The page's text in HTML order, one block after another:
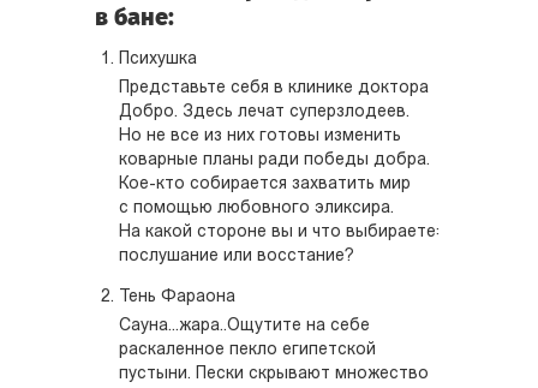
в бане:
Психушка
Представьте себя в клинике доктора
Добро. Здесь лечат суперзлодеев.
Но не все из них готовы изменить
коварные планы ради победы добра.
Кое-кто собирается захватить мир
с помощью любовного эликсира.
На какой стороне вы и что выбираете:
послушание или восстание?
Тень Фараона
Сауна...жара..Ощутите на себе
раскаленное пекло египетской
пустыни. Пески скрывают множество